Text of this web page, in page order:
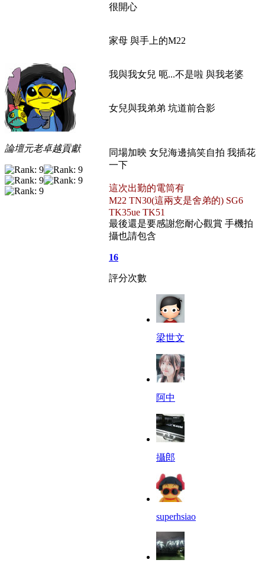
論壇元老卓越貢獻
很開心
家母 與手上的M22
我與我女兒 呃...不是啦 與我老婆
女兒與我弟弟 坑道前合影
同場加映 女兒海邊搞笑自拍 我插花
一下
這次出勤的電筒有
M22 TN30(這兩支是舍弟的) SG6
TK35ue TK51
最後還是要感謝您耐心觀賞 手機拍
攝也請包含
16
評分次數
梁世文
阿中
攝郎
superhsiao